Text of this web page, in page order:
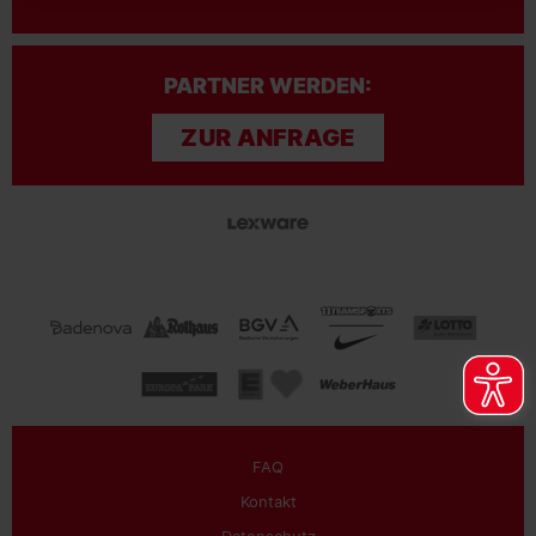
PARTNER WERDEN:
ZUR ANFRAGE
FAQ
Kontakt